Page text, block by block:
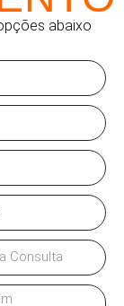
abaixo